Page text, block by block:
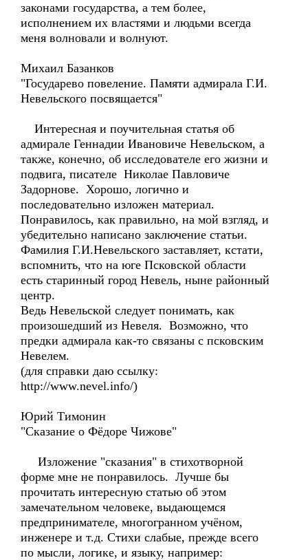
законами государства, а тем более,
исполнением их властями и людьми всегда
меня волновали и волнуют.
Михаил Базанков
"Государево повеление. Памяти адмирала Г.И.
Невельского посвящается"
Интересная и поучительная статья об
адмирале Геннадии Ивановиче Невельском, а
также, конечно, об исследователе его жизни и
подвига, писателе Николае Павловиче
Задорнове. Хорошо, логично и
последовательно изложен материал.
Понравилось, как правильно, на мой взгляд, и
убедительно написано заключение статьи.
Фамилия Г.И.Невельского заставляет, кстати,
вспомнить, что на юге Псковской области
есть старинный город Невель, ныне районный
центр.
Ведь Невельской следует понимать, как
произошедший из Невеля. Возможно, что
предки адмирала как-то связаны с псковским
Невелем.
(для справки даю ссылку:
http://www.nevel.info/)
Юрий Тимонин
"Сказание о Фёдоре Чижове"
Изложение "сказания" в стихотворной
форме мне не понравилось. Лучше бы
прочитать интересную статью об этом
замечательном человеке, выдающемся
предпринимателе, многогранном учёном,
инженере и т.д. Стихи слабые, прежде всего
по мысли, логике, и языку, например: